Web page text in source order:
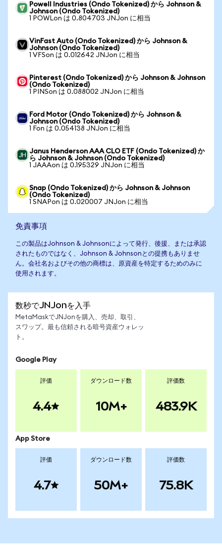
Powell Industries (Ondo Tokenized) から Johnson &
Johnson (Ondo Tokenized)
1 POWLon は 0.804703 JNJon に相当
VinFast Auto (Ondo Tokenized) から Johnson &
Johnson (Ondo Tokenized)
1 VFSon は 0.012642 JNJon に相当
Pinterest (Ondo Tokenized) から Johnson & Johnson
(Ondo Tokenized)
1 PINSon は 0.088002 JNJon に相当
Ford Motor (Ondo Tokenized) から Johnson &
Johnson (Ondo Tokenized)
1 Fon は 0.054138 JNJon に相当
Janus Henderson AAA CLO ETF (Ondo Tokenized) か
ら Johnson & Johnson (Ondo Tokenized)
1 JAAAon は 0.195329 JNJon に相当
Snap (Ondo Tokenized) から Johnson & Johnson
(Ondo Tokenized)
1 SNAPon は 0.020007 JNJon に相当
免責事項
この製品はJohnson & Johnsonによって発行、後援、または承認
されたものではなく、Johnson & Johnsonとの提携もありませ
ん。会社名およびその他の商標は、原資産を特定するためのみに
使用されます。
数秒でJNJonを入手
MetaMaskでJNJonを購入、売却、取引、
スワップ。最も信頼される暗号資産ウォレッ
ト。
Google Play
評価
4.4
ダウンロード数
10M+
評価数
483.9K
App Store
評価
4.7
ダウンロード数
50M+
評価数
75.8K